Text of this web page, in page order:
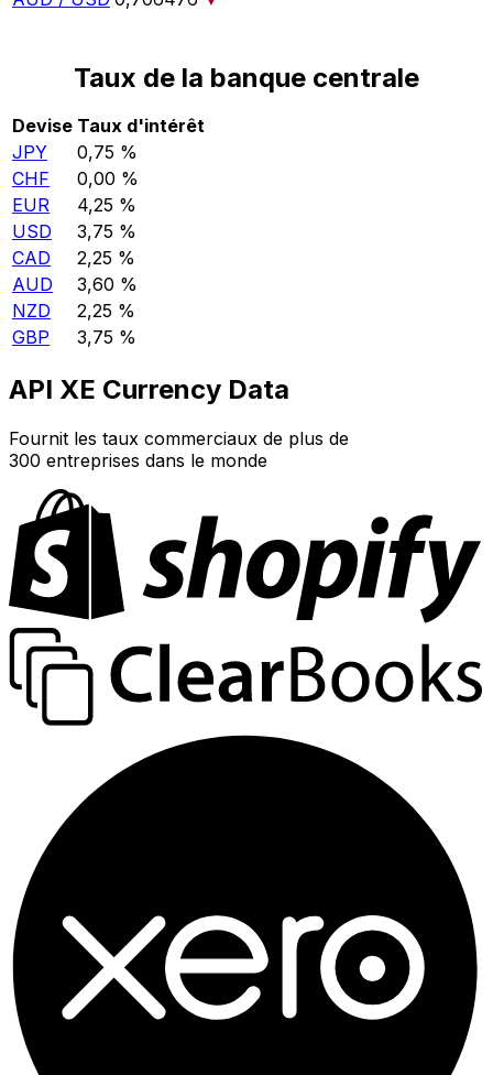
Taux de la banque centrale
Devise Taux d'intérêt
JPY
0,75 %
CHF
0,00 %
EUR
4,25 %
USD
3,75 %
CAD
2,25 %
AUD
3,60 %
NZD
2,25 %
GBP
3,75 %
API XE Currency Data
Fournit les taux commerciaux de plus de
300 entreprises dans le monde